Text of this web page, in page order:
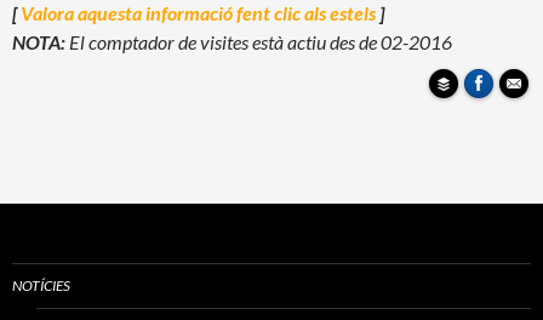
[Valora aquesta informació fent clic als estels ]
NOTA: El comptador de visites està actiu des de 02-2016
NOTÍCIES